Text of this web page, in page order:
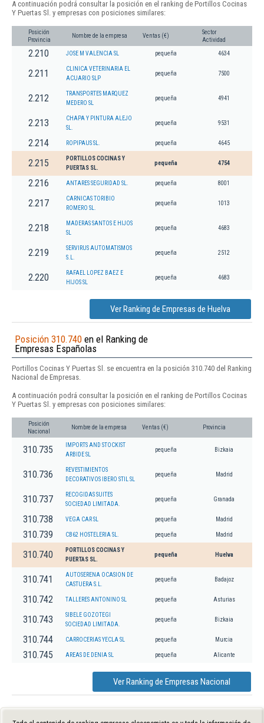
A continuación podrá consultar la posición en el ranking de Portillos Cocinas
Y Puertas Sl. y empresas con posiciones similares:
Posición
Provincia
Nombre de la empresa Ventas (€)
Sector
Actividad
2.210 JOSE M VALENCIA SL pequeña 4634
2.211
CLINICA VETERINARIA EL
ACUARIO SLP
pequeña 7500
2.212
TRANSPORTES MARQUEZ
MEDERO SL
pequeña 4941
2.213
CHAPA Y PINTURA ALEJO
SL.
pequeña 9531
2.214 ROPIPAUS SL. pequeña 4645
2.215
PORTILLOS COCINAS Y
PUERTAS SL.
pequeña 4754
2.216 ANTARES SEGURIDAD SL. pequeña 8001
2.217
CARNICAS TORIBIO
ROMERO SL.
pequeña 1013
2.218
MADERAS SANTOS E HIJOS
SL
pequeña 4683
2.219
SERVIRUS AUTOMATISMOS
S.L.
pequeña 2512
2.220
RAFAEL LOPEZ BAEZ E
HIJOS SL
pequeña 4683
Ver Ranking de Empresas de Huelva
Posición 310.740 en el Ranking de
Empresas Españolas
Portillos Cocinas Y Puertas Sl. se encuentra en la posición 310.740 del Ranking
Nacional de Empresas.
A continuación podrá consultar la posición en el ranking de Portillos Cocinas
Y Puertas Sl. y empresas con posiciones similares:
Posición
Nacional
Nombre de la empresa Ventas (€) Provincia
310.735
IMPORTS AND STOCKIST
ARBIDE SL
pequeña Bizkaia
310.736
REVESTIMIENTOS
DECORATIVOS IBERO STIL SL
pequeña Madrid
310.737
RECOGIDAS SUITES
SOCIEDAD LIMITADA.
pequeña Granada
310.738 VEGA CAR SL pequeña Madrid
310.739 CB62 HOSTELERIA SL. pequeña Madrid
310.740
PORTILLOS COCINAS Y
PUERTAS SL.
pequeña Huelva
310.741
AUTOSERENA OCASION DE
CASTUERA S.L.
pequeña Badajoz
310.742 TALLERES ANTONINO SL pequeña Asturias
310.743
SIBELE GOZOTEGI
SOCIEDAD LIMITADA.
pequeña Bizkaia
310.744 CARROCERIAS YECLA SL pequeña Murcia
310.745 AREAS DE DENIA SL pequeña Alicante
Ver Ranking de Empresas Nacional